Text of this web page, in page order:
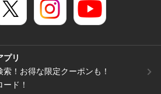
プリ
！お得な限定クーポンも！
ド！